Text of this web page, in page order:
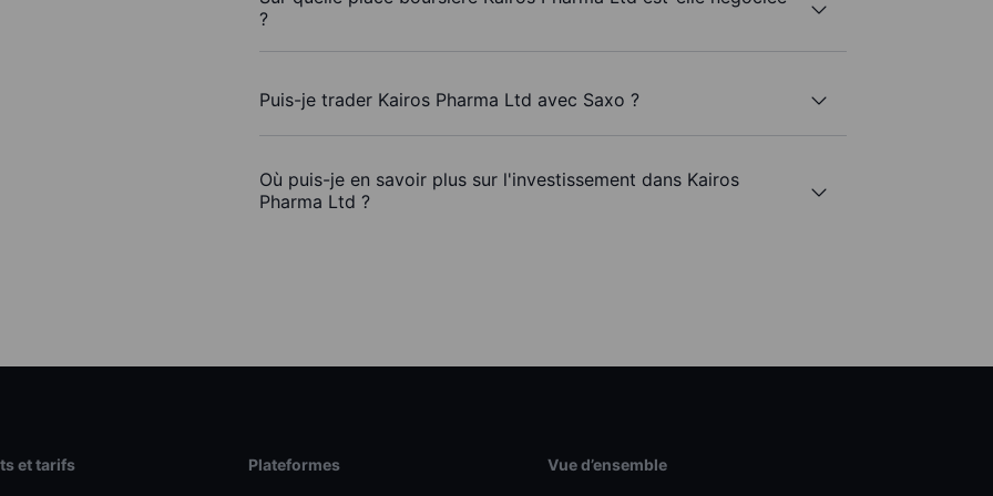
?
Puis-je trader Kairos Pharma Ltd avec Saxo ?
Où puis-je en savoir plus sur l'investissement dans Kairos
Pharma Ltd ?
et tarifs Plateformes Vue d’ensemble